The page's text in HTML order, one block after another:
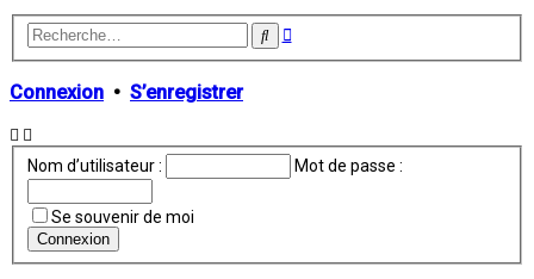
Rechercher
Recherche
Connexion • S’enregistrer
Nom d’utilisateur : Mot de passe :
Se souvenir de moi